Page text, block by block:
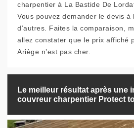
charpentier à La Bastide De
Vous pouvez demander le devis à
d’autres. Faites la comparaison,
allez constater que le prix affiché
Ariège n’est pas cher.
Le meilleur résultat après une
couvreur charpentier Protect